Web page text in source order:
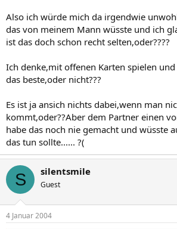
Also ich würde mich da irgendwie
das von meinem Mann wüsste und ich
ist das doch schon recht selten,oder????
Ich denke,mit offenen Karten spielen
das beste,oder nicht???
Es ist ja ansich nichts dabei,wenn man
kommt,oder??Aber dem Partner einen
habe das noch nie gemacht und wüsste
das tun sollte...... ?(
S silentsmile
Guest
4 Januar 2004